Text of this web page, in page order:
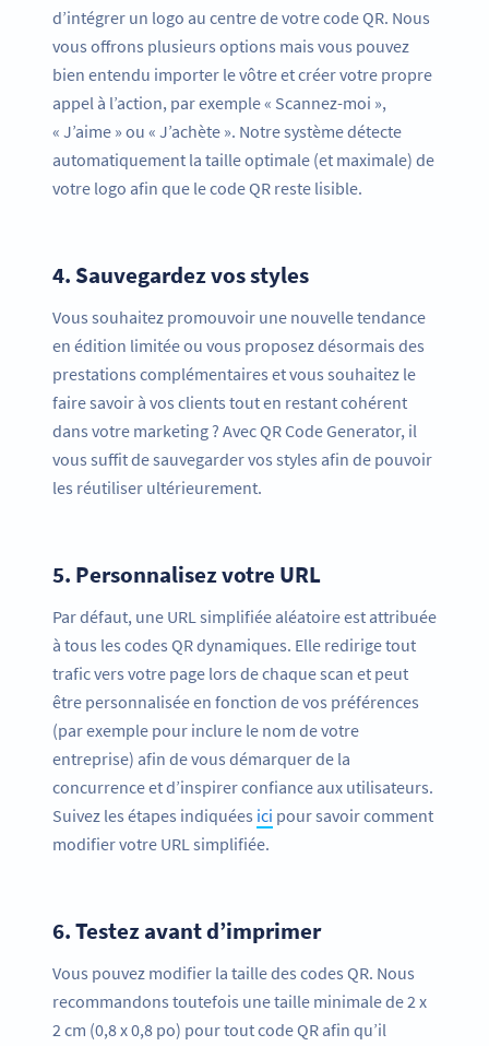
d’intégrer un logo au centre de votre code QR. Nous
vous offrons plusieurs options mais vous pouvez
bien entendu importer le vôtre et créer votre propre
appel à l’action, par exemple « Scannez-moi »,
« J’aime » ou « J’achète ». Notre système détecte
automatiquement la taille optimale (et maximale) de
votre logo afin que le code QR reste lisible.
4. Sauvegardez vos styles
Vous souhaitez promouvoir une nouvelle tendance
en édition limitée ou vous proposez désormais des
prestations complémentaires et vous souhaitez le
faire savoir à vos clients tout en restant cohérent
dans votre marketing ? Avec QR Code Generator, il
vous suffit de sauvegarder vos styles afin de pouvoir
les réutiliser ultérieurement.
5. Personnalisez votre URL
Par défaut, une URL simplifiée aléatoire est attribuée
à tous les codes QR dynamiques. Elle redirige tout
trafic vers votre page lors de chaque scan et peut
être personnalisée en fonction de vos préférences
(par exemple pour inclure le nom de votre
entreprise) afin de vous démarquer de la
concurrence et d’inspirer confiance aux utilisateurs.
Suivez les étapes indiquées ici pour savoir comment
modifier votre URL simplifiée.
6.Testez avant d’imprimer
Vous pouvez modifier la taille des codes QR. Nous
recommandons toutefois une taille minimale de 2 x
2 cm (0,8 x 0,8 po) pour tout code QR afin qu’il